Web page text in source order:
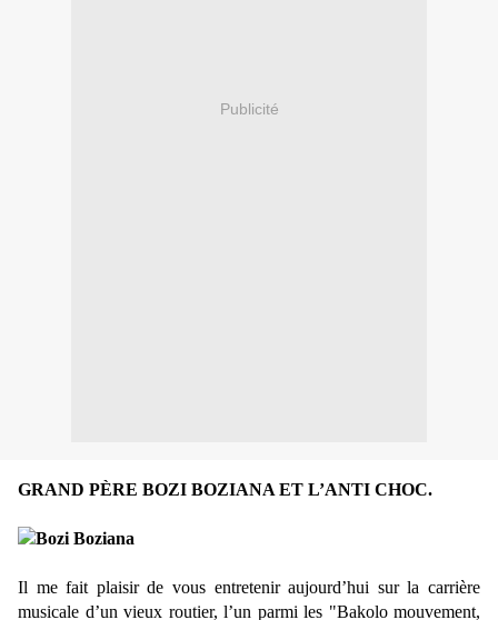
Publicité
GRAND PÈRE BOZI BOZIANA ET L’ANTI CHOC.
Il me fait plaisir de vous entretenir aujourd’hui sur la carrière
musicale d’un vieux routier, l’un parmi les "Bakolo mouvement,